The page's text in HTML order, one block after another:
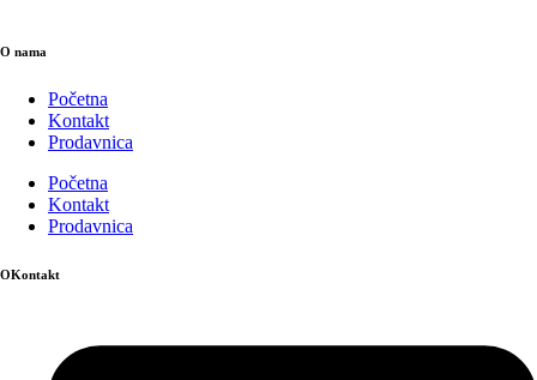
O nama
Početna
Kontakt
Prodavnica
Početna
Kontakt
Prodavnica
OKontakt